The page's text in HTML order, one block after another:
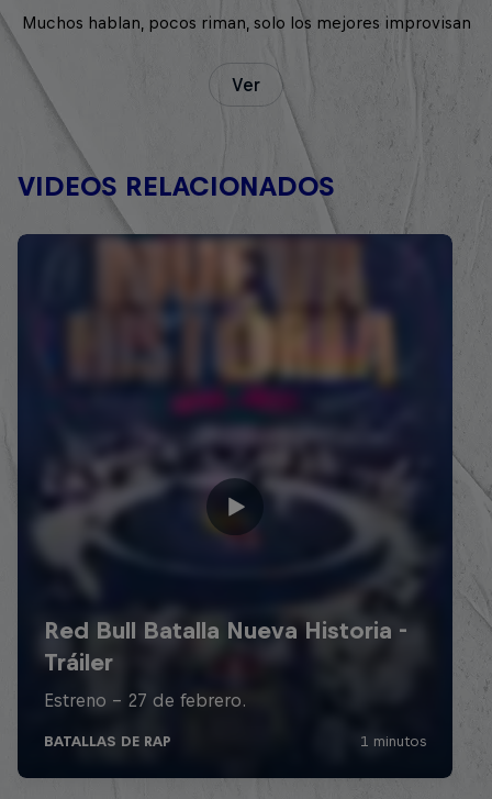
Muchos hablan, pocos riman, solo los mejores improvisan
Ver
VIDEOS RELACIONADOS